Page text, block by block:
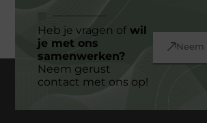
Heb je vragen ofwil
je met ons
samenwerken?
Neem gerust
contact met ons op!
Neem